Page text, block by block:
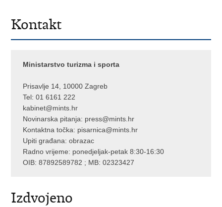
Kontakt
Ministarstvo turizma i sporta
Prisavlje 14, 10000 Zagreb
Tel: 01 6161 222
kabinet@mints.hr
Novinarska pitanja: press@mints.hr
Kontaktna točka: pisarnica@mints.hr
Upiti građana:obrazac
Radno vrijeme: ponedjeljak-petak 8:30-16:30
OIB: 87892589782 ; MB: 02323427
Izdvojeno